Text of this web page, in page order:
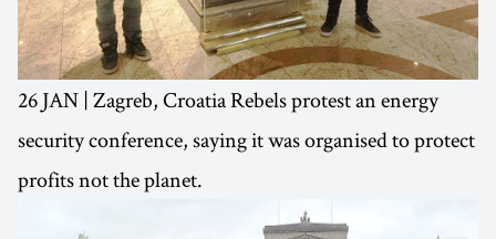
26 JAN | Zagreb, Croatia Rebels protest an energy
security conference, saying it was organised to protect
profits not the planet.